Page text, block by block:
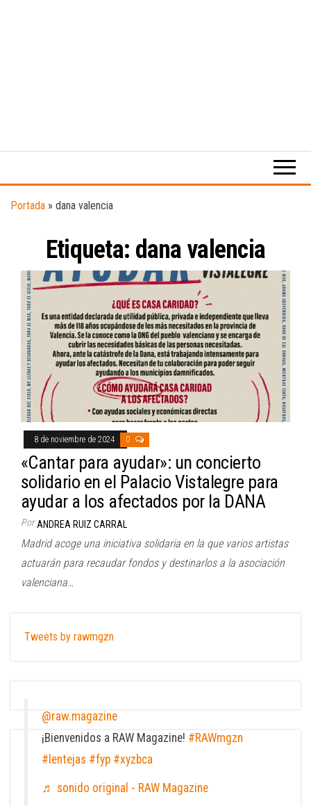
digital
Portada » dana valencia
Etiqueta: dana valencia
8 de noviembre de 2024 0
«Cantar para ayudar»: un concierto
solidario en el Palacio Vistalegre para
ayudar a los afectados por la DANA
Por ANDREA RUIZ CARRAL
Madrid acoge una iniciativa solidaria en la que varios artistas
actuarán para recaudar fondos y destinarlos a la asociación
valenciana…
Tweets by rawmgzn
@raw.magazine
¡Bienvenidos a RAW Magazine! #RAWmgzn
#lentejas #fyp #xyzbca
♬ sonido original - RAW Magazine